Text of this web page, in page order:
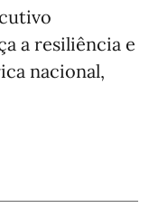
a resiliência e
nacional,